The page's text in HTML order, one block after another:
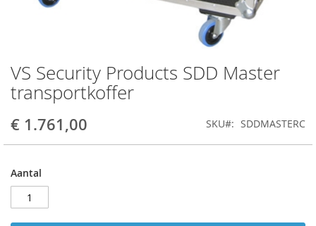
VS Security Products SDD Master
transportkoffer
€ 1.761,00 SKU SDDMASTERC
Aantal
Ga
naar
het
van
gallerij